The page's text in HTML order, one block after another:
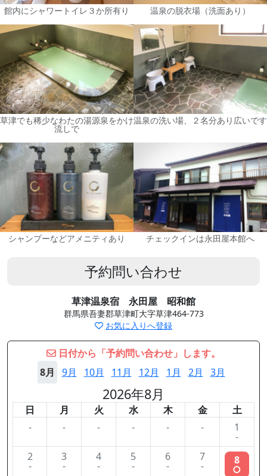
館内にシャワートイレ３か所有り 温泉の脱衣場（洗面あり）
草津でも稀少なわたの湯源泉をかけ
流しで
温泉の洗い場、２名分あり広いです
シャンプーなどアメニティあり チェックインは永田屋本館へ
予約問い合わせ
草津温泉宿 永田屋 昭和館
群馬県吾妻郡草津町大字草津464-773
お気に入りへ登録
日付から「予約問い合わせ」します。
8月
9月 10月 11月 12月 1月 2月 3月
2026年8月
日 月 火 水 木 金
土
-
- - - - - 1
-
2
-
3
-
4
-
5
-
6
-
7
- 8
○